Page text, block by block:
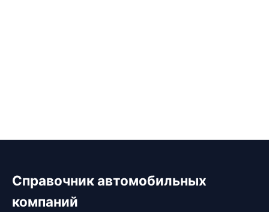
Справочник автомобильных
компаний